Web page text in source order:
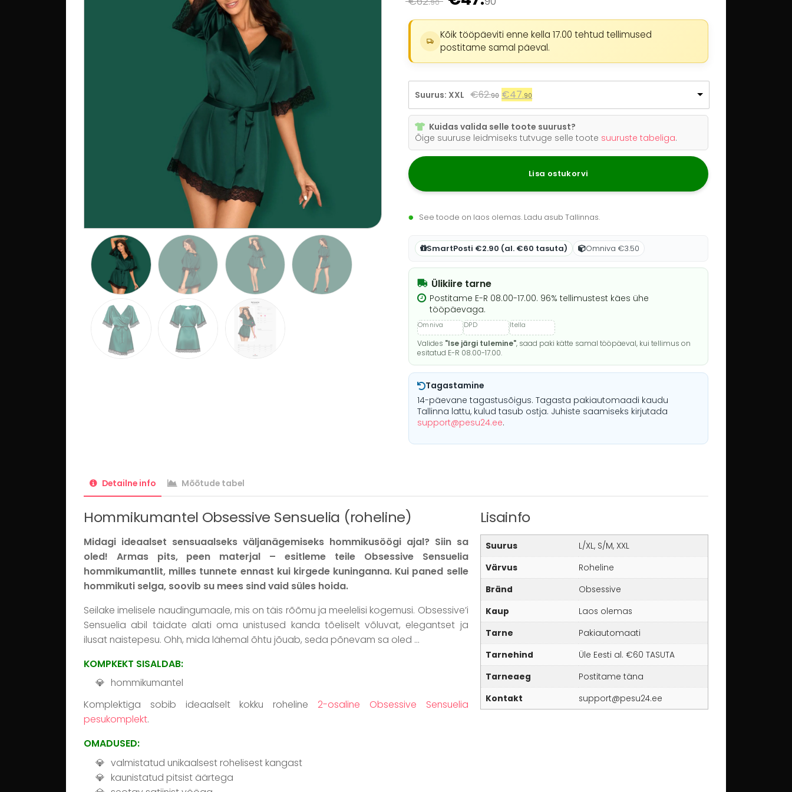
90
oli:
€62.90.
on:
€47. 90.
Kõik tööpäeviti enne kella 17.00 tehtud tellimused
postitame samal päeval.
Suurus: XXL €62.90 Algne
hind
oli:
€62.90.
€47.90
hind
on:
€47.90.
Kuidas valida selle toote suurust?
Õige suuruse leidmiseks tutvuge selle toote suuruste tabeliga.
Lisa ostukorvi
See toode on laos olemas. Ladu asub Tallinnas.
SmartPosti €2.90 (al. €60 tasuta) Omniva €3.50
Ülikiire tarne
Postitame E-R 08.00-17.00. 96% tellimustest käes ühe
tööpäevaga.
Valides "Ise järgi tulemine", saad paki kätte samal tööpäeval, kui tellimus on
esitatud E-R 08.00-17.00.
Tagastamine
14-päevane tagastusõigus. Tagasta pakiautomaadi kaudu
Tallinna lattu, kulud tasub ostja. Juhiste saamiseks kirjutada
support@pesu24.ee.
Detailne info Mõõtude tabel
Hommikumantel Obsessive Sensuelia (roheline)
Midagi ideaalset sensuaalseks väljanägemiseks hommikusöögi ajal? Siin sa
oled! Armas pits, peen materjal – esitleme teile Obsessive Sensuelia
hommikumantlit, milles tunnete ennast kui kirgede kuninganna. Kui paned selle
hommikuti selga, soovib su mees sind vaid süles hoida.
Seilake imelisele naudingumaale, mis on täis rõõmu ja meelelisi kogemusi. Obsessive’i
Sensuelia abil täidate alati oma unistused kanda tõeliselt võluvat, elegantset ja
ilusat naistepesu. Ohh, mida lähemal õhtu jõuab, seda põnevam sa oled …
KOMPKEKT SISALDAB:
hommikumantel
Komplektiga sobib ideaalselt kokku roheline 2-osaline Obsessive Sensuelia
pesukomplekt.
OMADUSED:
valmistatud unikaalsest rohelisest kangast
kaunistatud pitsist äärtega
Lisainfo
Suurus
L/XL, S/M, XXL
Värvus
Roheline
Bränd
Obsessive
Kaup
Laos olemas
Tarne
Pakiautomaati
Tarnehind
Üle Eesti al. €60 TASUTA
Tarneaeg
Postitame täna
Kontakt
support@pesu24.ee